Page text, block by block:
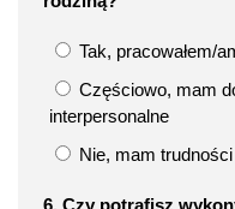
Tak, pracowałem/
Częściowo, mam
interpersonalne
Nie, mam
6. Czy potrafisz